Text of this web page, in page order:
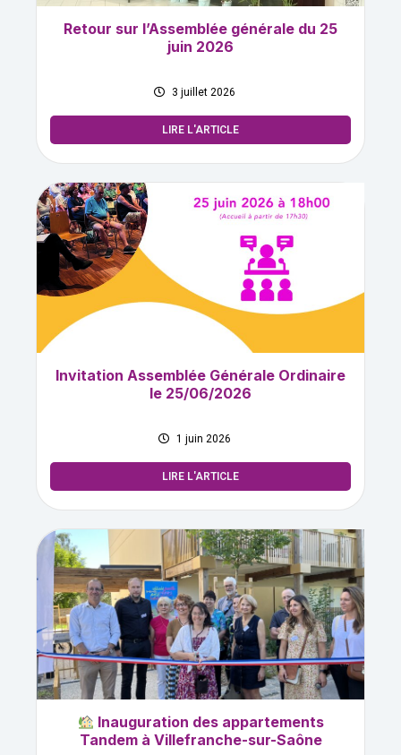
Retour sur l’Assemblée générale du 25
juin 2026
3 juillet 2026
LIRE L'ARTICLE
Invitation Assemblée Générale Ordinaire
le 25/06/2026
1 juin 2026
LIRE L'ARTICLE
Inauguration des appartements
Tandem à Villefranche-sur-Saône